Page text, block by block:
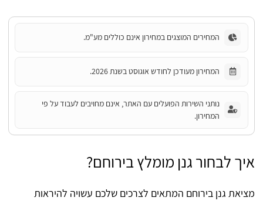
המחירים המוצגים במחירון אינם כוללים מע"מ.
המחירון מעודכן לחודש אוגוסט בשנת 2026.
נותני השירות הפועלים עם האתר, אינם מחויבים לעבוד על פי
המחירון.
איך לבחור גנן מומלץ בירוחם?
מציאת גנן בירוחם המתאים לצרכים שלכם עשויה להיראות